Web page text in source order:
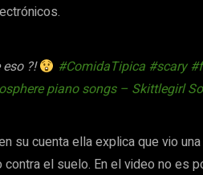
?! #ComidaTipica #scary
piano songs – Skittlegirl
su cuenta ella explica que vio
el suelo. En el video no es